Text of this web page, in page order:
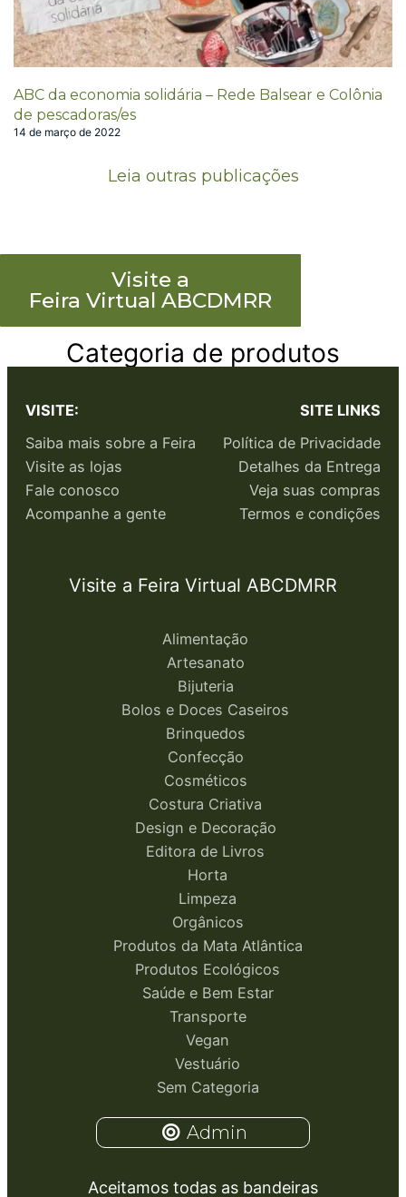
ABC da economia solidária – Rede Balsear e Colônia
de pescadoras/es
14 de março de 2022
Leia outras publicações
Visite a
Feira Virtual ABCDMRR
Categoria de produtos
VISITE:
Saiba mais sobre a Feira
Visite as lojas
Fale conosco
Acompanhe a gente
SITE LINKS
Política de Privacidade
Detalhes da Entrega
Veja suas compras
Termos e condições
Visite a Feira Virtual ABCDMRR
Alimentação
Artesanato
Bijuteria
Bolos e Doces Caseiros
Brinquedos
Confecção
Cosméticos
Costura Criativa
Design e Decoração
Editora de Livros
Horta
Limpeza
Orgânicos
Produtos da Mata Atlântica
Produtos Ecológicos
Saúde e Bem Estar
Transporte
Vegan
Vestuário
Sem Categoria
Admin
Aceitamos todas as bandeiras